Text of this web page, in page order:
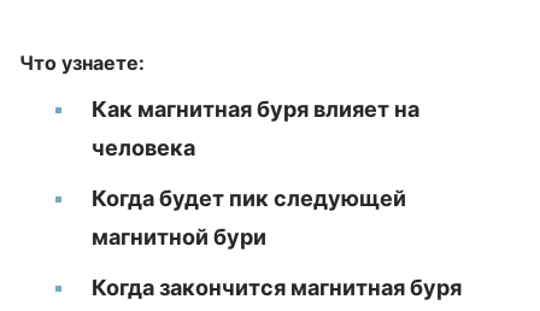
Что узнаете:
Как магнитная буря влияет на
человека
Когда будет пик следующей
магнитной бури
Когда закончится магнитная буря